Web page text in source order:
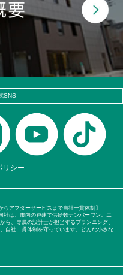
SNS
リシー
アフターサービスまで自社一貫体制】
社は、市内の戸建て供給数ナンバーワン。エ
ら、専属の設計士が担当するプランニング、
自社一貫体制を守っています。どんな小さな